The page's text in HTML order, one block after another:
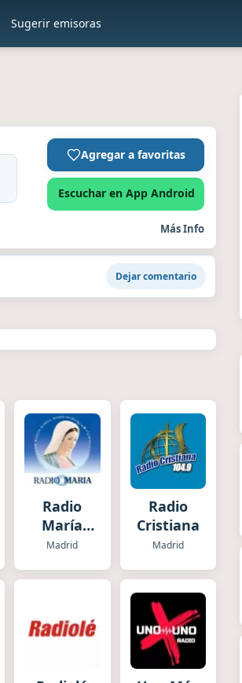
Sugerir emisoras
Agregar a favoritas
Escuchar en App Android
Más Info
Dejar comentario
Radio
María
España
Madrid
Radio
Cristiana
Madrid